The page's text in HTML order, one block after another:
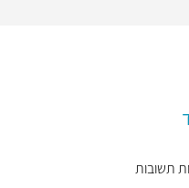
תשובות